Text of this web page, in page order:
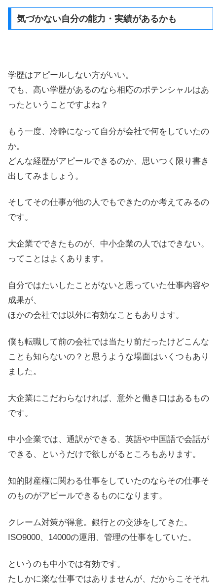
気づかない自分の能力・実績があるかも
学歴はアピールしない方がいい。
でも、高い学歴があるのなら相応のポテンシャルはあ
ったということですよね？
もう一度、冷静になって自分が会社で何をしていたの
か。
どんな経歴がアピールできるのか、思いつく限り書き
出してみましょう。
そしてその仕事が他の人でもできたのか考えてみるの
です。
大企業でできたものが、中小企業の人ではできない。
ってことはよくあります。
自分ではたいしたことがないと思っていた仕事内容や
成果が、
ほかの会社では以外に有効なこともあります。
僕も転職して前の会社では当たり前だったけどこんな
ことも知らないの？と思うような場面はいくつもあり
ました。
大企業にこだわらなければ、意外と働き口はあるもの
です。
中小企業では、通訳ができる、英語や中国語で会話が
できる、というだけで欲しがるところもあります。
知的財産権に関わる仕事をしていたのならその仕事そ
のものがアピールできるものになります。
クレーム対策が得意。銀行との交渉をしてきた。
ISO9000、14000の運用、管理の仕事をしていた。
というのも中小では有効です。
たしかに楽な仕事ではありませんが、だからこそそれ